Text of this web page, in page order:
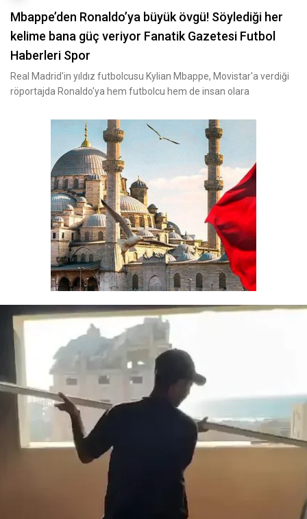
Mbappe’den Ronaldo’ya büyük övgü! Söylediği her
kelime bana güç veriyor Fanatik Gazetesi Futbol
Haberleri Spor
Real Madrid'in yıldız futbolcusu Kylian Mbappe, Movistar'a verdiği
röportajda Ronaldo'ya hem futbolcu hem de insan olara